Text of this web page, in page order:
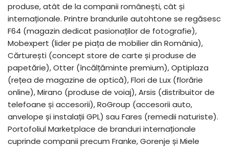
produse, atât de la companii românești, cât și
internaționale. Printre brandurile autohtone se regăsesc
F64 (magazin dedicat pasionaților de fotografie),
Mobexpert (lider pe piața de mobilier din România),
Cărturești (concept store de carte și produse de
papetărie), Otter (încălțăminte premium), Optiplaza
(rețea de magazine de optică), Flori de Lux (florărie
online), Mirano (produse de voiaj), Arsis (distribuitor de
telefoane și accesorii), RoGroup (accesorii auto,
anvelope și instalații GPL) sau Fares (remedii naturiste).
Portofoliul Marketplace de branduri internaționale
cuprinde companii precum Franke, Gorenje și Miele